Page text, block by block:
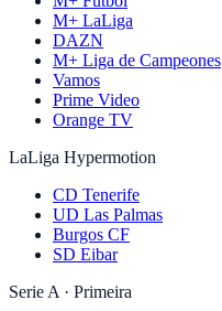
M+ LaLiga
DAZN
M+ Liga de Campeones
Vamos
Prime Video
Orange TV
LaLiga Hypermotion
CD Tenerife
UD Las Palmas
Burgos CF
SD Eibar
Serie A · Primeira